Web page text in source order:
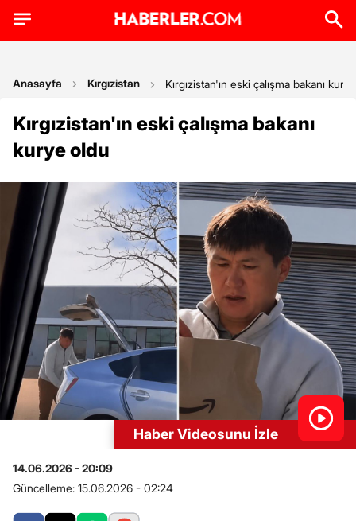
Anasayfa Kırgızistan Kırgızistan'ın eski çalışma bakanı
Kırgızistan'ın eski çalışma bakanı
kurye oldu
Haber Videosunu İzle
14.06.2026 - 20:09
Güncelleme: 15.06.2026 - 02:24